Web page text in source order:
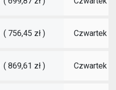
( 756,45 zł ) Czwartek
( 869,61 zł ) Czwartek